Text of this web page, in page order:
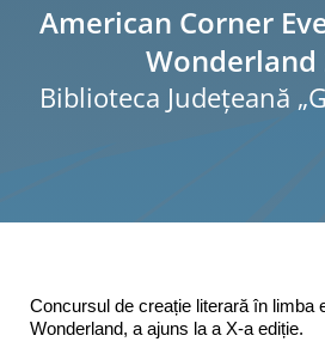
American Corner
Wonderland
Biblioteca Judeţeană
Concursul de creație literară în limba
Wonderland, a ajuns la a X-a ediție.